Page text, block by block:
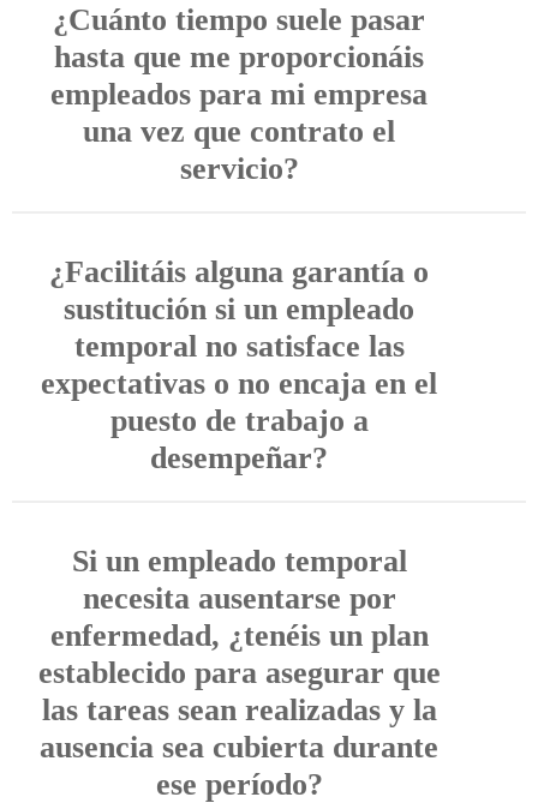
¿Cuánto tiempo suele pasar
hasta que me proporcionáis
empleados para mi empresa
una vez que contrato el
servicio?
¿Facilitáis alguna garantía o
sustitución si un empleado
temporal no satisface las
expectativas o no encaja en el
puesto de trabajo a
desempeñar?
Si un empleado temporal
necesita ausentarse por
enfermedad, ¿tenéis un plan
establecido para asegurar que
las tareas sean realizadas y la
ausencia sea cubierta durante
ese período?